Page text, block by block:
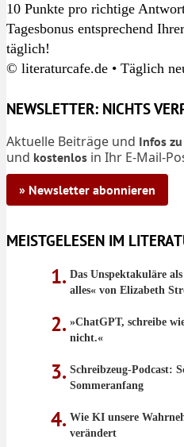
10 Punkte pro richtige
Tagesbonus entsprechend
täglich!
© literaturcafe.de • Täglich
NEWSLETTER: NICHTS
Aktuelle Beiträge und Infos
und kostenlos in Ihr E-Mail-
» Newsletter abonnieren
MEISTGELESEN IM
Das Unspektakuläre
alles« von Elizabeth
»ChatGPT, schreibe
nicht.«
Schreibzeug-Podcast:
Sommeranfang
Wie KI unsere
verändert